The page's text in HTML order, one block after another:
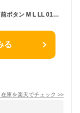
メンズ Vネック ダウンベスト インナーベスト 前ボタン M L LL 01.BLACK 02.D/GRAY 03.NAVY 74414 Lap wing 男性 紳士 大きいサイズあり Vネック 撥水 軽量 保温 ダウン羽毛 発熱粒中綿 (5
る
庫を楽天でチェック >>